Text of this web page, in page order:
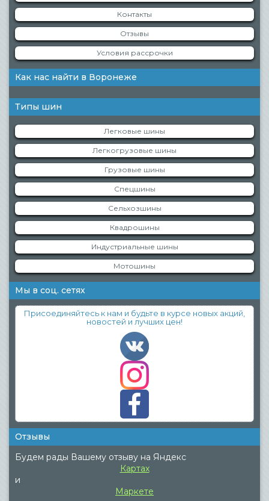
Контакты
Отзывы
Условия рассрочки
Как нас найти в Воронеже
Типы шин
Легковые шины
Легкогрузовые шины
Грузовые шины
Спецшины
Сельхозшины
Квадрошины
Индустриальные шины
Мотошины
Мы в соц. сетях
Присоединяйтесь к нам и будьте в курсе новых акций,
новостей и лучших цен!
Отзывы
Будем рады Вашему отзыву на Яндекс
Картах
и
Маркете